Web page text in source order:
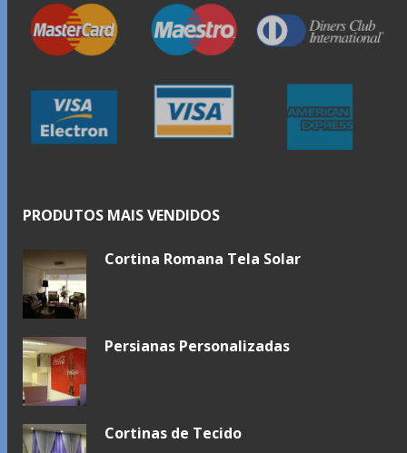
PRODUTOS MAIS VENDIDOS
Cortina Romana Tela Solar
Persianas Personalizadas
Cortinas de Tecido